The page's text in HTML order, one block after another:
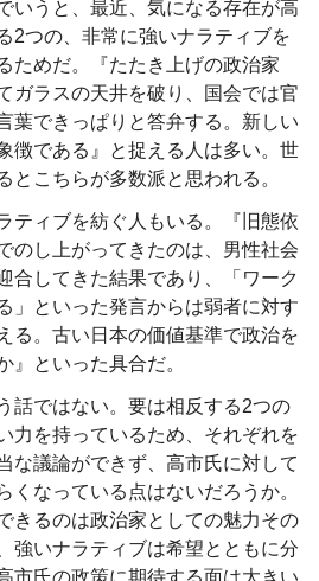
いうと、最近、気になる存在が高
2つの、非常に強いナラティブを
ためだ。『たたき上げの政治家
ガラスの天井を破り、国会では官
葉できっぱりと答弁する。新しい
徴である』と捉える人は多い。世
とこちらが多数派と思われる。
ティブを紡ぐ人もいる。『旧態依
のし上がってきたのは、男性社会
合してきた結果であり、「ワーク
」といった発言からは弱者に対す
る。古い日本の価値基準で政治を
』といった具合だ。
話ではない。要は相反する2つの
力を持っているため、それぞれを
な議論ができず、高市氏に対して
くなっている点はないだろうか。
きるのは政治家としての魅力その
強いナラティブは希望とともに分
市氏の政策に期待する面は大きい